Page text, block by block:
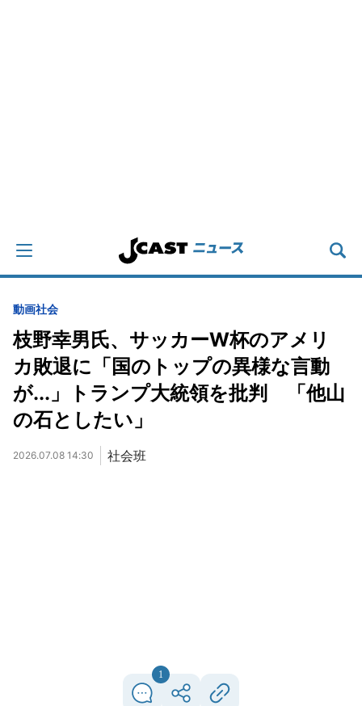
動画社会
枝野幸男氏、サッカーW杯のアメリ
カ敗退に「国のトップの異様な言動
が...」トランプ大統領を批判 「他山
の石としたい」
2026.07.08 14:30 社会班
1